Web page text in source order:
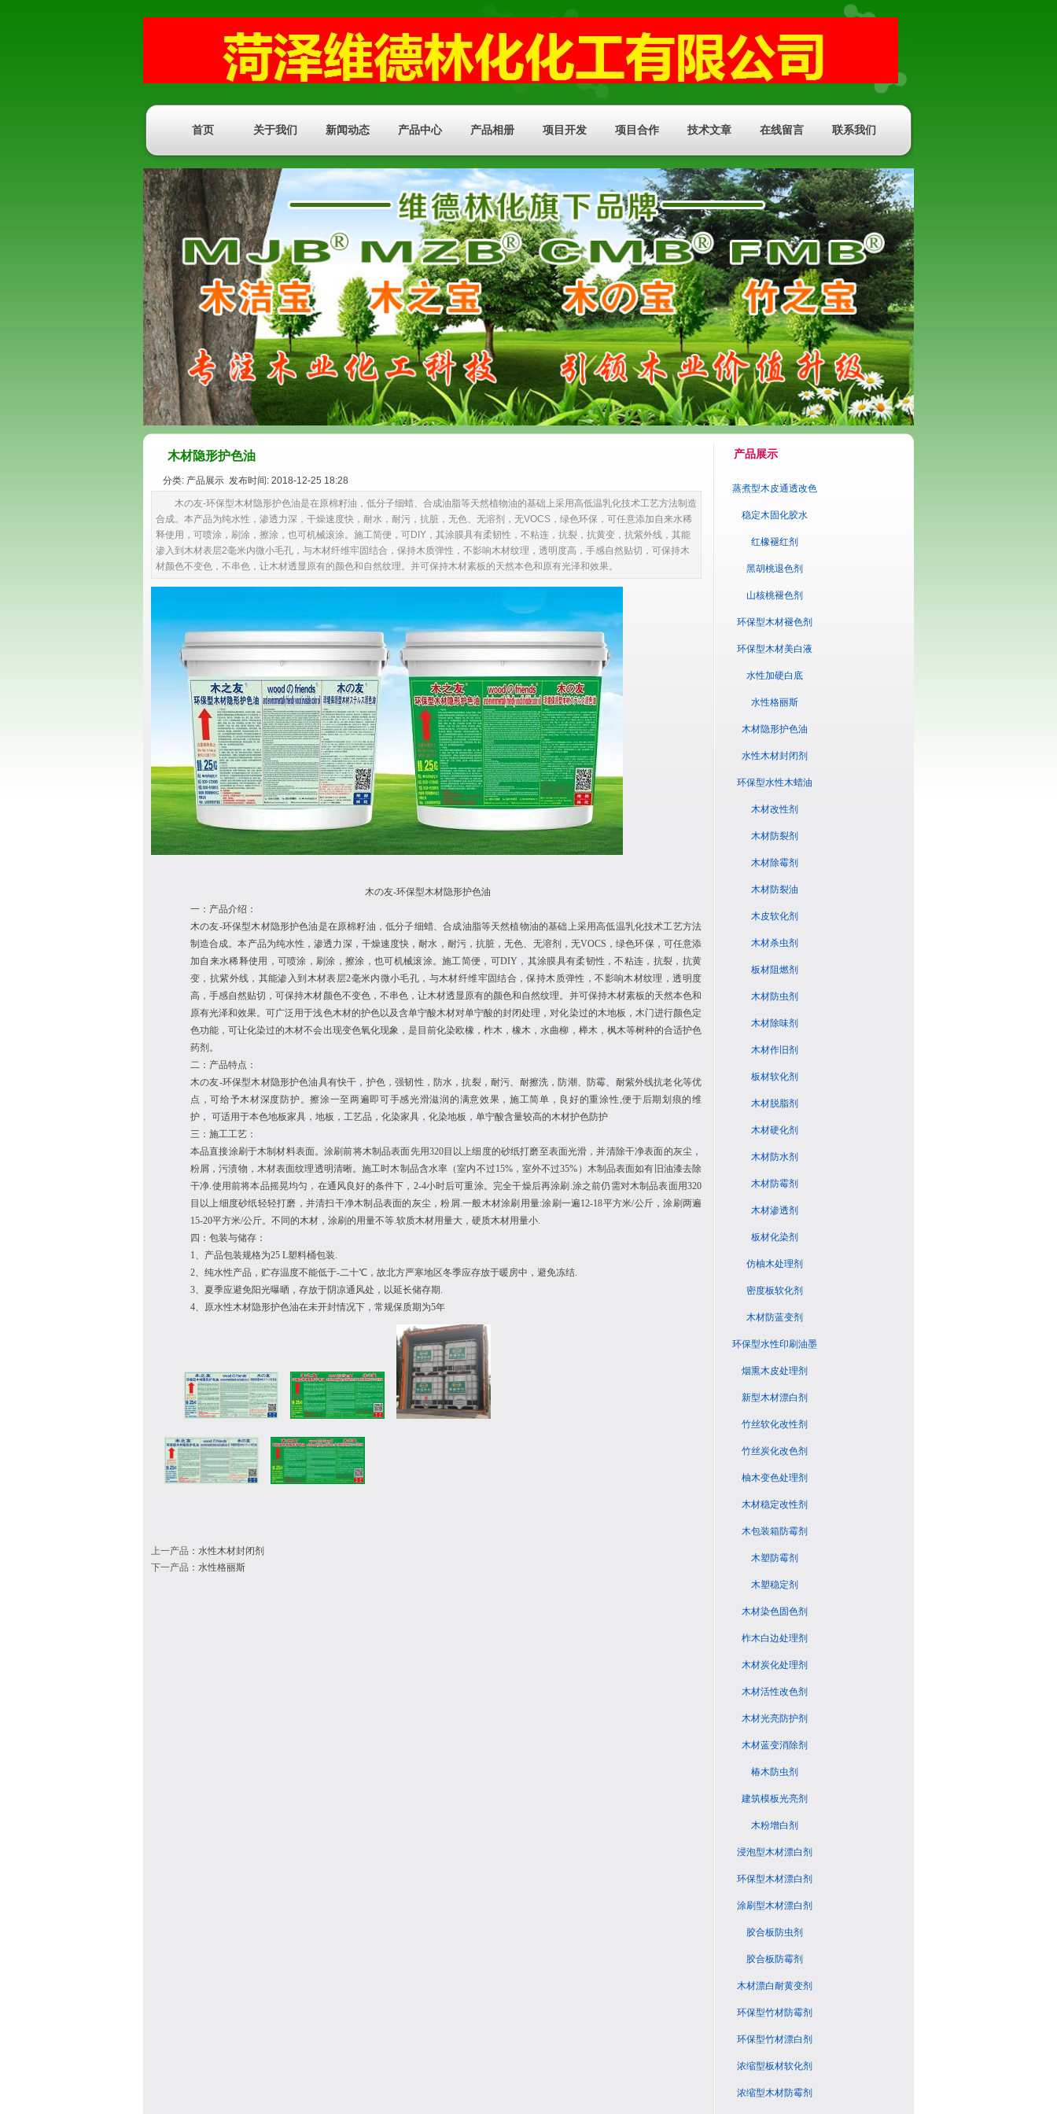
首页 关于我们 新闻动态 产品中心 产品相册 项目开发 项目合作 技术文章 在线留言 联系我们
木材隐形护色油
分类: 产品展示 发布时间: 2018-12-25 18:28
木の友-环保型木材隐形护色油是在原棉籽油，低分子细蜡、合成油脂等天然植物油的基础上采用高低温乳化技术工艺方法制造
合成。本产品为纯水性，渗透力深，干燥速度快，耐水，耐污，抗脏，无色、无溶剂，无VOCS，绿色环保，可任意添加自来水稀
释使用，可喷涂，刷涂，擦涂，也可机械滚涂。施工简便，可DIY，其涂膜具有柔韧性，不粘连，抗裂，抗黄变，抗紫外线，其能
渗入到木材表层2毫米内微小毛孔，与木材纤维牢固结合，保持木质弹性，不影响木材纹理，透明度高，手感自然贴切，可保持木
材颜色不变色，不串色，让木材透显原有的颜色和自然纹理。并可保持木材素板的天然本色和原有光泽和效果。
木の友-环保型木材隐形护色油
一：产品介绍：
木の友-环保型木材隐形护色油是在原棉籽油， 低分子细蜡、合成油脂等天然植物油的基础上采用高低温乳化技术工艺方法
制造合成。本产品为纯水性，渗透力深，干燥速度快，耐水，耐污，抗脏，无色、无溶剂，无VOCS ，绿色环保，可任意添
加自来水稀释使用，可喷涂，刷涂，擦涂，也可机械滚涂。施工简便，可DIY ，其涂膜具有柔韧性，不粘连，抗裂，抗黄
变，抗紫外线，其能渗入到木材表层2毫米内微小毛孔，与木材纤维牢固结合，保持木质弹性，不影响木材纹理，透明度
高，手感自然贴切，可保持木材颜色不变色，不串色，让木材透显原有的颜色和自然纹理。并可保持木材素板的天然本色和
原有光泽和效果。可广泛用于浅色木材的护色以及含单宁酸木材对单宁酸的封闭处理，对化染过的木地板，木门进行颜色定
色功能，可让化染过的木材不会出现变色氧化现象，是目前化染欧橡，柞木，橡木，水曲柳，榉木，枫木等树种的合适护色
药剂。
二：产品特点：
木の友-环保型木材隐形护色油具有快干，护色，强韧性，防水，抗裂，耐污、耐擦洗，防潮、防霉、耐紫外线抗老化等优
点，可给予木材深度防护。擦涂一至两遍即可手感光滑滋润的满意效果，施工简单，良好的重涂性,便于后期划痕的维
护， 可适用于本色地板家具，地板，工艺品，化染家具，化染地板，单宁酸含量较高的木材护色防护
三：施工工艺：
本品直接涂刷于木制材料表面。涂刷前将木制品表面先用320目以上细度的砂纸打磨至表面光滑，并清除干净表面的灰尘，
粉屑，污渍物，木材表面纹理透明清晰。施工时木制品含水率（室内不过15%，室外不过35% ）木制品表面如有旧油漆去除
干净.使用前将本品摇晃均匀，在通风良好的条件下， 2-4小时后可重涂。完全干燥后再涂刷 .涂之前仍需对木制品表面用320
目以上细度砂纸轻轻打磨，并清扫干净木制品表面的灰尘，粉屑.一般木材涂刷用量:涂刷一遍12-18平方米/公斤，涂刷两遍
15-20平方米/公斤。不同的木材，涂刷的用量不等.软质木材用量大，硬质木材用量小.
四：包装与储存：
1、产品包装规格为25 L塑料桶包装.
2、纯水性产品，贮存温度不能低于-二十℃，故北方严寒地区冬季应存放于暖房中，避免冻结.
3、夏季应避免阳光曝晒，存放于阴凉通风处，以延长储存期.
4、原水性木材隐形护色油在未开封情况下，常规保质期为5年
上一产品 ： 水性木材封闭剂
下一产品 ： 水性格丽斯
产品展示
蒸煮型木皮通透改色
稳定木固化胶水
红橡褪红剂
黑胡桃退色剂
山核桃褪色剂
环保型木材褪色剂
环保型木材美白液
水性加硬白底
水性格丽斯
木材隐形护色油
水性木材封闭剂
环保型水性木蜡油
木材改性剂
木材防裂剂
木材除霉剂
木材防裂油
木皮软化剂
木材杀虫剂
板材阻燃剂
木材防虫剂
木材除味剂
木材作旧剂
板材软化剂
木材脱脂剂
木材硬化剂
木材防水剂
木材防霉剂
木材渗透剂
板材化染剂
仿柚木处理剂
密度板软化剂
木材防蓝变剂
环保型水性印刷油墨
烟熏木皮处理剂
新型木材漂白剂
竹丝软化改性剂
竹丝炭化改色剂
柚木变色处理剂
木材稳定改性剂
木包装箱防霉剂
木塑防霉剂
木塑稳定剂
木材染色固色剂
柞木白边处理剂
木材炭化处理剂
木材活性改色剂
木材光亮防护剂
木材蓝变消除剂
椿木防虫剂
建筑模板光亮剂
木粉增白剂
浸泡型木材漂白剂
环保型木材漂白剂
涂刷型木材漂白剂
胶合板防虫剂
胶合板防霉剂
木材漂白耐黄变剂
环保型竹材防霉剂
环保型竹材漂白剂
浓缩型板材软化剂
浓缩型木材防霉剂